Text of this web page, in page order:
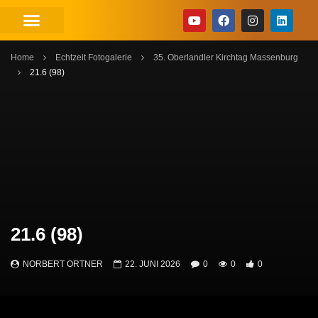
Home Echtzeit Fotogalerie
35. Oberlandler Kirchtag Massenburg
21.6 (98)
21.6 (98)
NORBERT ORTNER 22. JUNI 2026 0 0 0